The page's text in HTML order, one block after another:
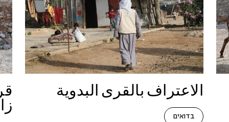
الاعتراف بالقرى البدوية
בדואים